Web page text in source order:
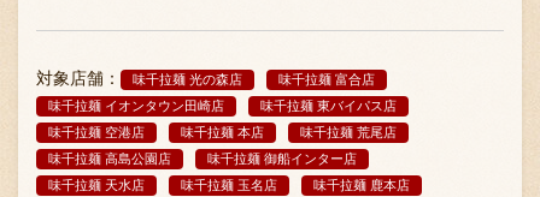
対象店舗： 味千拉麺 光の森店
味千拉麺 富合店
味千拉麺 イオンタウン田崎店
味千拉麺 東バイパス店
味千拉麺 空港店
味千拉麺 本店
味千拉麺 荒尾店
味千拉麺 高島公園店
味千拉麺 御船インター店
味千拉麺 天水店
味千拉麺 玉名店
味千拉麺 鹿本店